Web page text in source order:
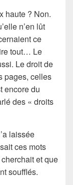
haute ? Non.
n’en lût
ce
tout… Le
Le droit de
pages, celles
encore du
des « droits
laissée
ces mots
et que
soufflés.